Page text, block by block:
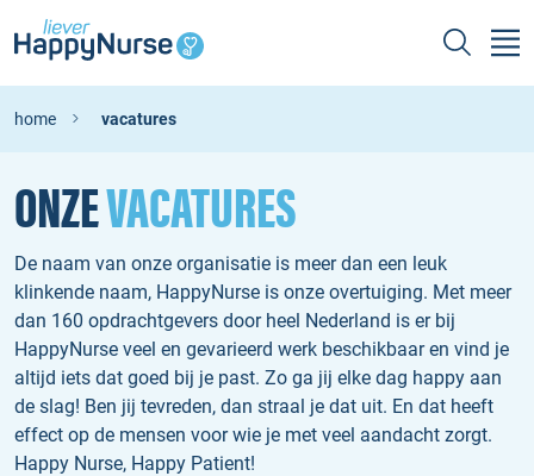
home vacatures
ONZEVACATURES
De naam van onze organisatie is meer dan een leuk
klinkende naam, HappyNurse is onze overtuiging. Met meer
dan 160 opdrachtgevers door heel Nederland is er bij
HappyNurse veel en gevarieerd werk beschikbaar en vind je
altijd iets dat goed bij je past. Zo ga jij elke dag happy aan
de slag! Ben jij tevreden, dan straal je dat uit. En dat heeft
effect op de mensen voor wie je met veel aandacht zorgt.
Happy Nurse, Happy Patient!